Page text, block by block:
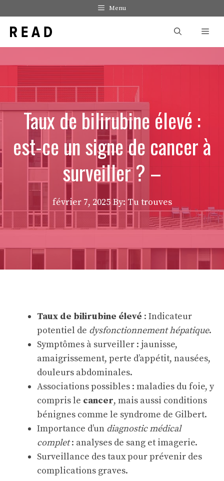
au
contenu
Menu
Taux de bilirubine élevé :
est-ce un signe de cancer à
surveiller ? –
février 7, 2025 By: Tu trouves
Taux de bilirubine élevé : Indicateur
potentiel de dysfonctionnement hépatique.
Symptômes à surveiller : jaunisse,
amaigrissement, perte d’appétit, nausées,
douleurs abdominales.
Associations possibles : maladies du foie, y
compris le cancer, mais aussi conditions
bénignes comme le syndrome de Gilbert.
Importance d’un diagnostic médical
complet: analyses de sang et imagerie.
Surveillance des taux pour prévenir des
complications graves.